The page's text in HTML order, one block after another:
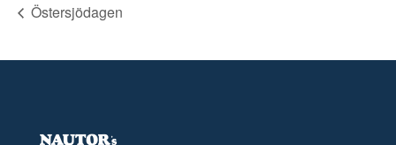
Östersjödagen